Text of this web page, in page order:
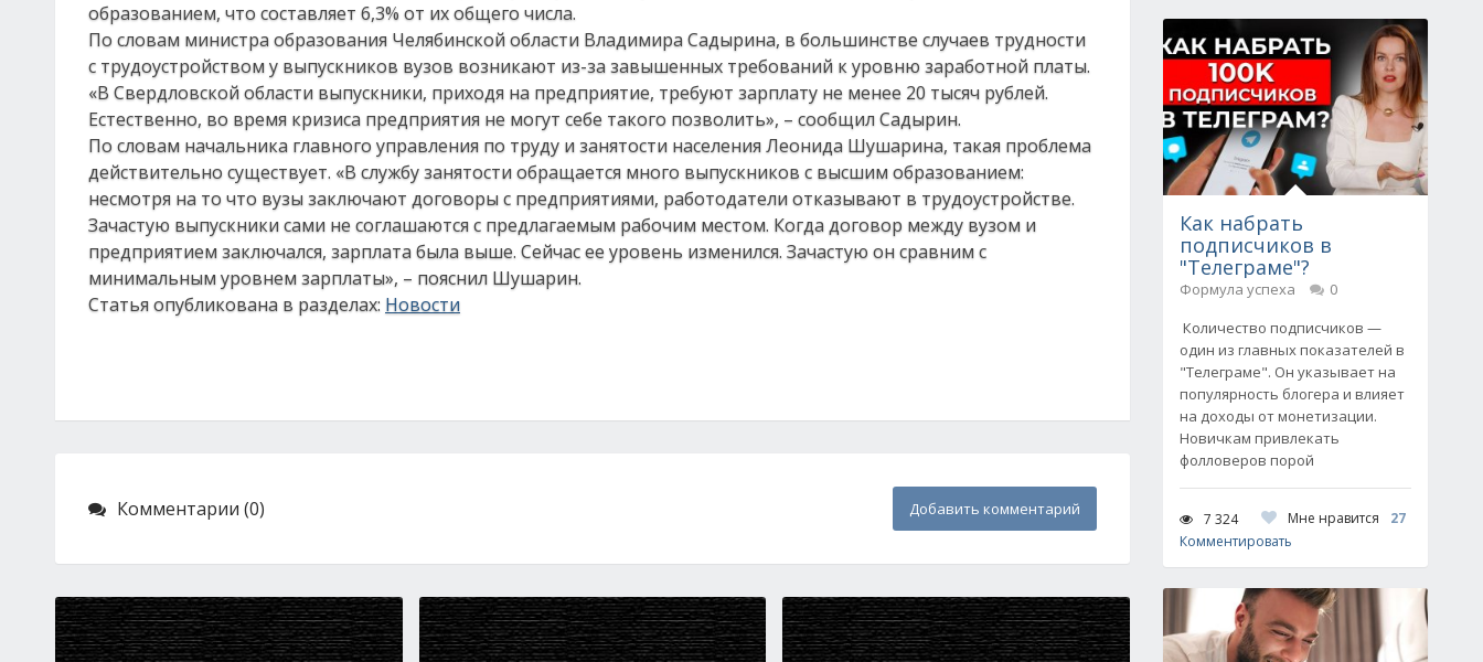
образованием, что составляет 6,3% от их общего числа.
По словам министра образования Челябинской области Владимира Садырина, в большинстве случаев трудности
с трудоустройством у выпускников вузов возникают из-за завышенных требований к уровню заработной платы.
«В Свердловской области выпускники, приходя на предприятие, требуют зарплату не менее 20 тысяч рублей.
Естественно, во время кризиса предприятия не могут себе такого позволить», – сообщил Садырин.
По словам начальника главного управления по труду и занятости населения Леонида Шушарина, такая проблема
действительно существует. «В службу занятости обращается много выпускников с высшим образованием:
несмотря на то что вузы заключают договоры с предприятиями, работодатели отказывают в трудоустройстве.
Зачастую выпускники сами не соглашаются с предлагаемым рабочим местом. Когда договор между вузом и
предприятием заключался, зарплата была выше. Сейчас ее уровень изменился. Зачастую он сравним с
минимальным уровнем зарплаты», – пояснил Шушарин.
Статья опубликована в разделах: Новости
Комментарии (0) Добавить комментарий
Как набрать
подписчиков в
"Телеграме"?
Формула успеха
0
Количество подписчиков —
один из главных показателей в
"Телеграме". Он указывает на
популярность блогера и влияет
на доходы от монетизации.
Новичкам привлекать
фолловеров порой
7 324 Мне нравится
27
Комментировать